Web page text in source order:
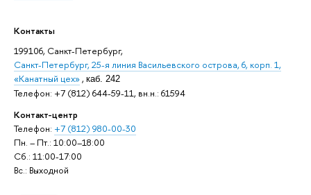
Контакты
199106, Санкт-Петербург,
Санкт-Петербург, 25-я линия Васильевского острова, 6, корп. 1,
«Канатный цех», каб. 242
Телефон: +7 (812) 644-59-11, вн.н.: 61594
Контакт-центр
Телефон: +7 (812) 980-00-30
Пн. – Пт.: 10:00–18:00
Сб.: 11:00-17:00
Вс.: Выходной